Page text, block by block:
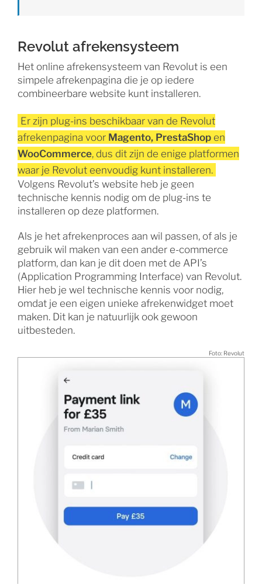
Revolut afrekensysteem
Het online afrekensysteem van Revolut is een
simpele afrekenpagina die je op iedere
combineerbare website kunt installeren.
Er zijn plug-ins beschikbaar van de Revolut
afrekenpagina voor Magento, PrestaShop en
WooCommerce, dus dit zijn de enige platformen
waar je Revolut eenvoudig kunt installeren.
Volgens Revolut’s website heb je geen
technische kennis nodig om de plug-ins te
installeren op deze platformen.
Als je het afrekenproces aan wil passen, of als je
gebruik wil maken van een ander e-commerce
platform, dan kan je dit doen met de API’s
(Application Programming Interface) van Revolut.
Hier heb je wel technische kennis voor nodig,
omdat je een eigen unieke afrekenwidget moet
maken. Dit kan je natuurlijk ook gewoon
uitbesteden.
Foto: Revolut